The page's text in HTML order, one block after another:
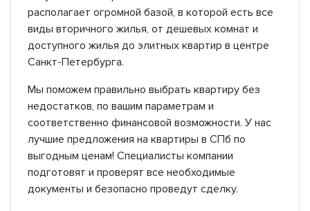
располагает огромной базой, в которой есть все
виды вторичного жилья, от дешевых комнат и
доступного жилья до элитных квартир в центре
Санкт-Петербурга.
Мы поможем правильно выбрать квартиру без
недостатков, по вашим параметрам и
соответственно финансовой возможности. У нас
лучшие предложения на квартиры в СПб по
выгодным ценам! Специалисты компании
подготовят и проверят все необходимые
документы и безопасно проведут сделку.